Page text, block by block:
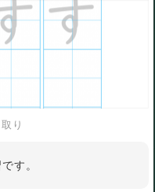
り
す。